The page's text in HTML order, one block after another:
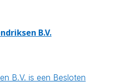
B.V.
B.V. is een Besloten